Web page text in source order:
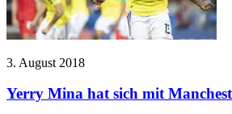
3. August 2018
Yerry Mina hat sich mit